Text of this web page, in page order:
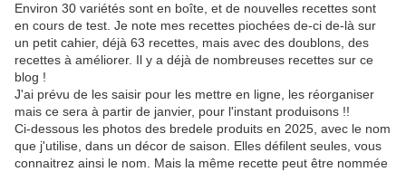
Environ 30 variétés sont en boîte, et de nouvelles recettes sont
en cours de test. Je note mes recettes piochées de-ci de-là sur
un petit cahier, déjà 63 recettes, mais avec des doublons, des
recettes à améliorer. Il y a déjà de nombreuses recettes sur ce
blog !
J'ai prévu de les saisir pour les mettre en ligne, les réorganiser
mais ce sera à partir de janvier, pour l'instant produisons !!
Ci-dessous les photos des bredele produits en 2025, avec le nom
que j'utilise, dans un décor de saison. Elles défilent seules, vous
connaitrez ainsi le nom. Mais la même recette peut être nommée